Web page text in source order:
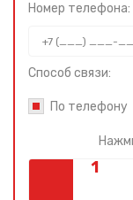
Номер телефона:
Способ связи:
По телефону